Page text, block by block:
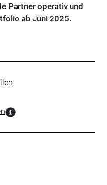
Partner operativ und
ab Juni 2025.